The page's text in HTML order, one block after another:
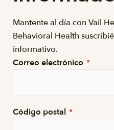
Mantente al día con Vail
Behavioral Health
informativo.
Correo electrónico *
Código postal *